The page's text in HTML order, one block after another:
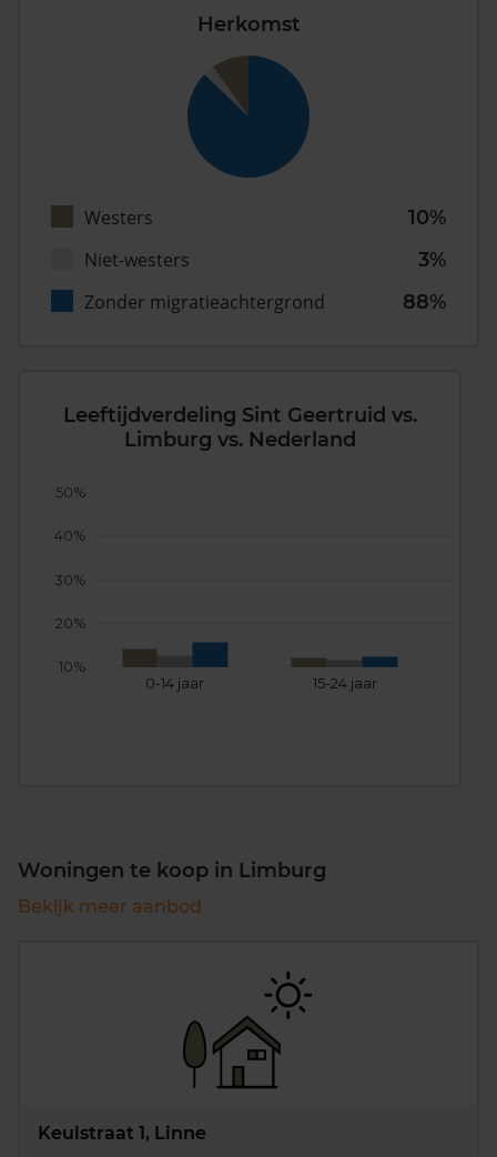
Herkomst
Westers
10%
Niet-westers
3%
Zonder migratieachtergrond
88%
Leeftijdverdeling Sint Geertruid vs.
Limburg vs. Nederland
0-14 jaar 15-24 jaar
10%
20%
30%
40%
50%
Woningen te koop in Limburg
Bekijk meer aanbod
Keulstraat 1, Linne